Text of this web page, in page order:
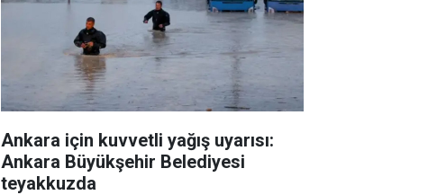
Ankara için kuvvetli yağış uyarısı:
Ankara Büyükşehir Belediyesi
teyakkuzda